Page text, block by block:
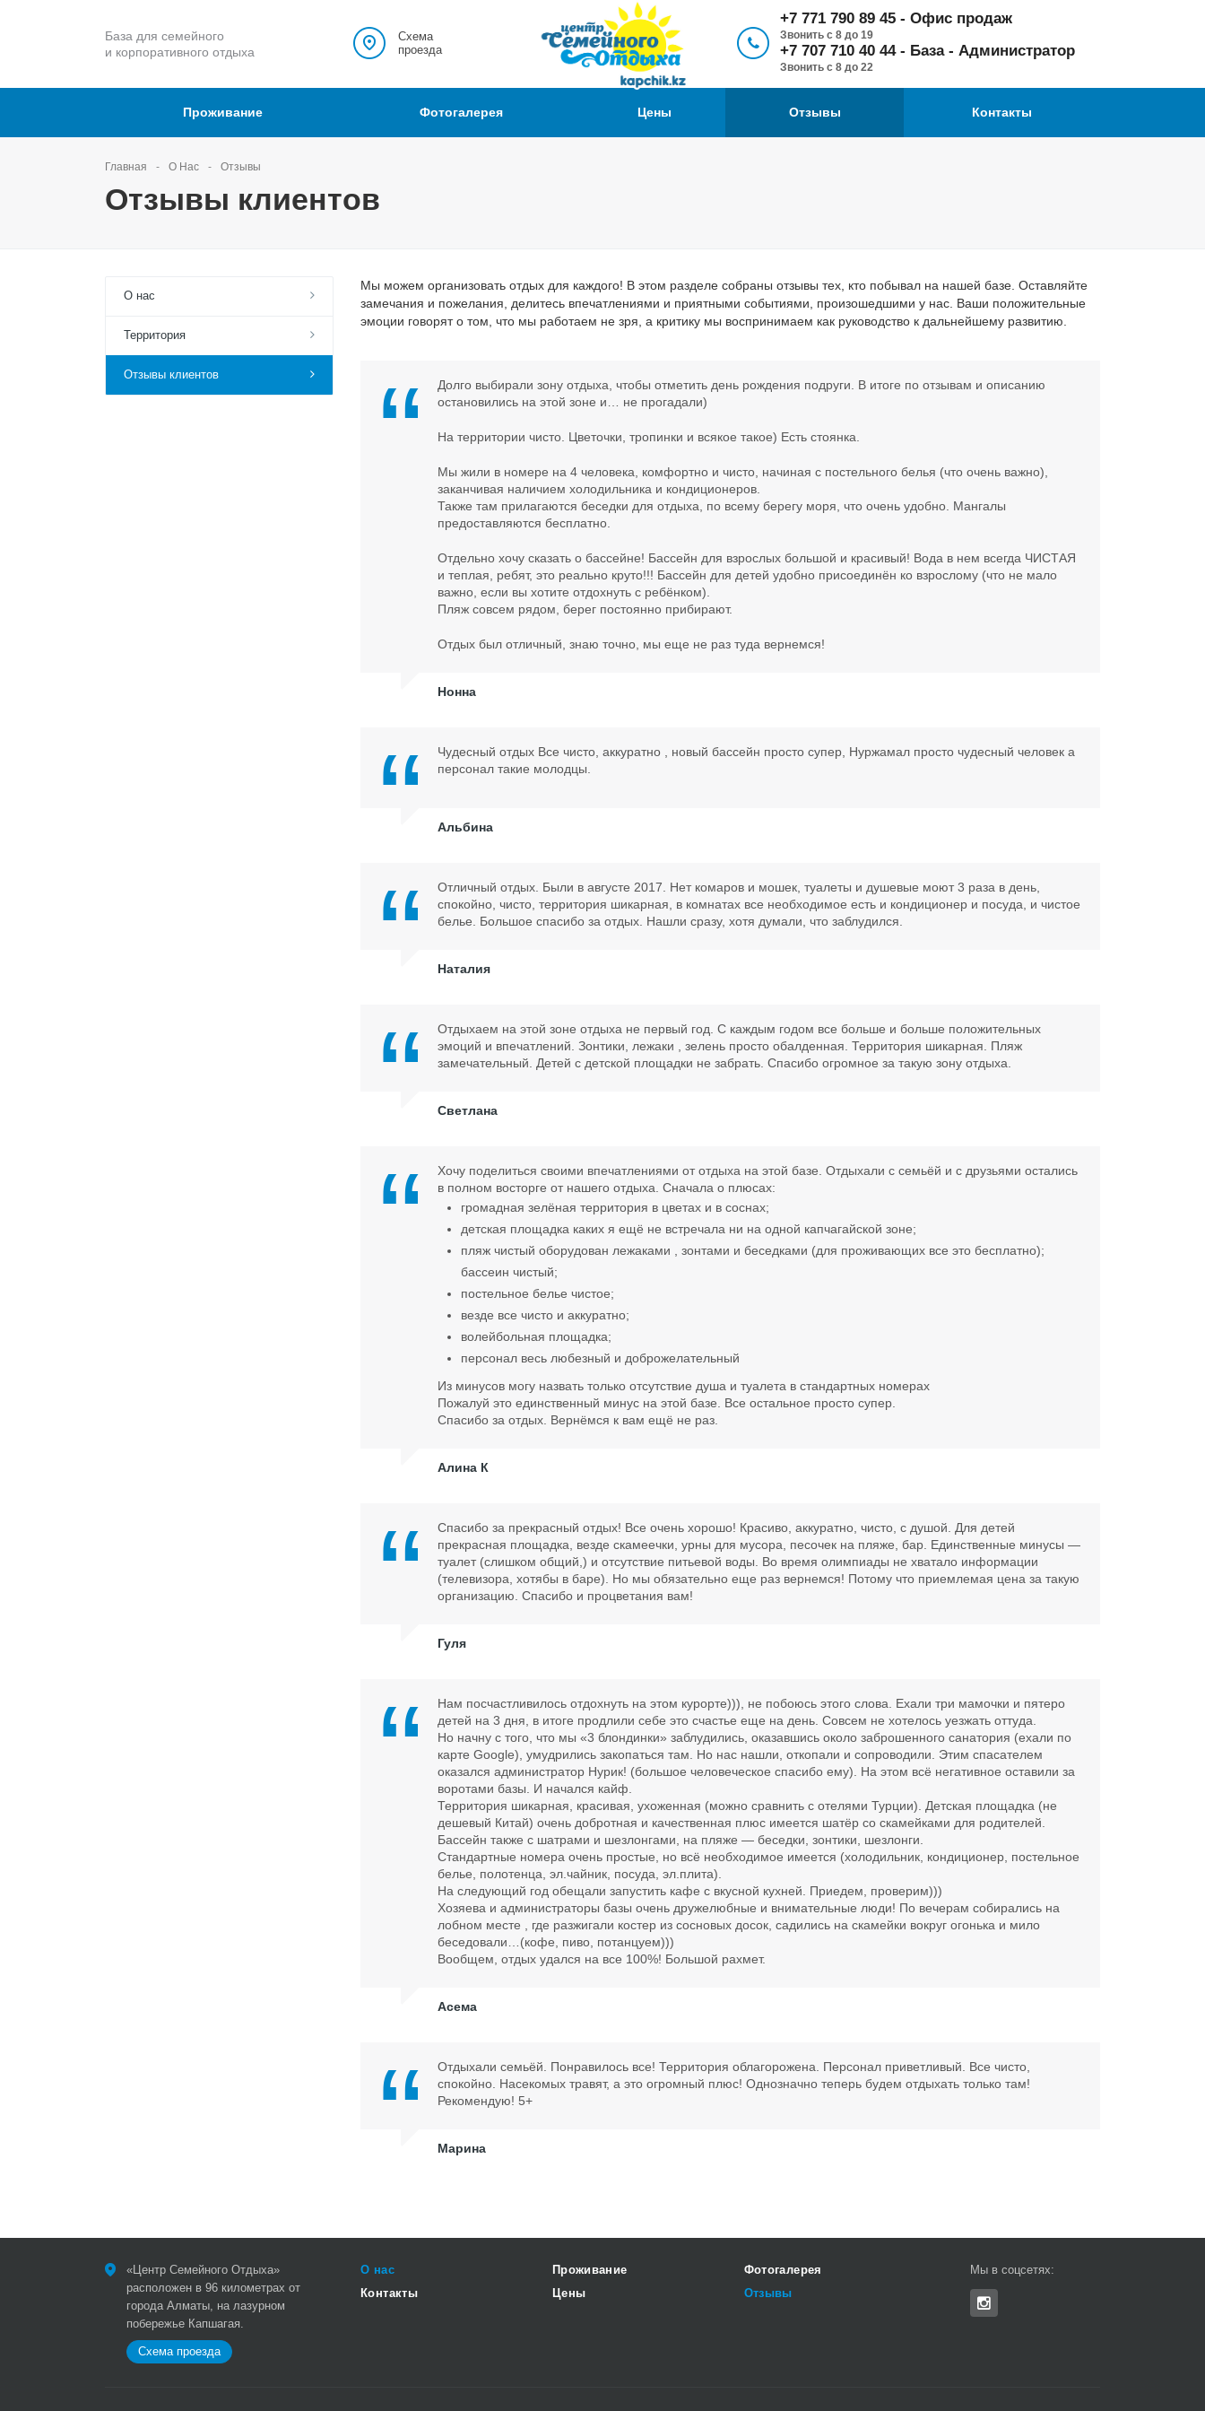
База для семейного
и корпоративного отдыха
Схема
проезда
+7 771 790 89 45 - Офис продаж
Звонить с 8 до 19
+7 707 710 40 44 - База - Администратор
Звонить с 8 до 22
Проживание Фотогалерея Цены Отзывы Контакты
Главная О Нас Отзывы
Отзывы клиентов
О нас
Территория
Отзывы клиентов
Мы можем организовать отдых для каждого! В этом разделе собраны отзывы тех, кто побывал на нашей базе. Оставляйте
замечания и пожелания, делитесь впечатлениями и приятными событиями, произошедшими у нас. Ваши положительные
эмоции говорят о том, что мы работаем не зря, а критику мы воспринимаем как руководство к дальнейшему развитию.
Долго выбирали зону отдыха, чтобы отметить день рождения подруги. В итоге по отзывам и описанию
остановились на этой зоне и… не прогадали)
На территории чисто. Цветочки, тропинки и всякое такое) Есть стоянка.
Мы жили в номере на 4 человека, комфортно и чисто, начиная с постельного белья (что очень важно),
заканчивая наличием холодильника и кондиционеров.
Также там прилагаются беседки для отдыха, по всему берегу моря, что очень удобно. Мангалы
предоставляются бесплатно.
Отдельно хочу сказать о бассейне! Бассейн для взрослых большой и красивый! Вода в нем всегда ЧИСТАЯ
и теплая, ребят, это реально круто!!! Бассейн для детей удобно присоединён ко взрослому (что не мало
важно, если вы хотите отдохнуть с ребёнком).
Пляж совсем рядом, берег постоянно прибирают.
Отдых был отличный, знаю точно, мы еще не раз туда вернемся!
Нонна
Чудесный отдых Все чисто, аккуратно , новый бассейн просто супер, Нуржамал просто чудесный человек а
персонал такие молодцы.
Альбина
Отличный отдых. Были в августе 2017. Нет комаров и мошек, туалеты и душевые моют 3 раза в день,
спокойно, чисто, территория шикарная, в комнатах все необходимое есть и кондиционер и посуда, и чистое
белье. Большое спасибо за отдых. Нашли сразу, хотя думали, что заблудился.
Наталия
Отдыхаем на этой зоне отдыха не первый год. С каждым годом все больше и больше положительных
эмоций и впечатлений. Зонтики, лежаки , зелень просто обалденная. Территория шикарная. Пляж
замечательный. Детей с детской площадки не забрать. Спасибо огромное за такую зону отдыха.
Светлана
Хочу поделиться своими впечатлениями от отдыха на этой базе. Отдыхали с семьёй и с друзьями остались
в полном восторге от нашего отдыха. Сначала о плюсах:
громадная зелёная территория в цветах и в соснах;
детская площадка каких я ещё не встречала ни на одной капчагайской зоне;
пляж чистый оборудован лежаками , зонтами и беседками (для проживающих все это бесплатно);
бассеин чистый;
постельное белье чистое;
везде все чисто и аккуратно;
волейбольная площадка;
персонал весь любезный и доброжелательный
Из минусов могу назвать только отсутствие душа и туалета в стандартных номерах
Пожалуй это единственный минус на этой базе. Все остальное просто супер.
Спасибо за отдых. Вернёмся к вам ещё не раз.
Алина К
Спасибо за прекрасный отдых! Все очень хорошо! Красиво, аккуратно, чисто, с душой. Для детей
прекрасная площадка, везде скамеечки, урны для мусора, песочек на пляже, бар. Единственные минусы —
туалет (слишком общий,) и отсутствие питьевой воды. Во время олимпиады не хватало информации
(телевизора, хотябы в баре). Но мы обязательно еще раз вернемся! Потому что приемлемая цена за такую
организацию. Спасибо и процветания вам!
Гуля
Нам посчастливилось отдохнуть на этом курорте))), не побоюсь этого слова. Ехали три мамочки и пятеро
детей на 3 дня, в итоге продлили себе это счастье еще на день. Совсем не хотелось уезжать оттуда.
Но начну с того, что мы «3 блондинки» заблудились, оказавшись около заброшенного санатория (ехали по
карте Google), умудрились закопаться там. Но нас нашли, откопали и сопроводили. Этим спасателем
оказался администратор Нурик! (большое человеческое спасибо ему). На этом всё негативное оставили за
воротами базы. И начался кайф.
Территория шикарная, красивая, ухоженная (можно сравнить с отелями Турции). Детская площадка (не
дешевый Китай) очень добротная и качественная плюс имеется шатёр со скамейками для родителей.
Бассейн также с шатрами и шезлонгами, на пляже — беседки, зонтики, шезлонги.
Стандартные номера очень простые, но всё необходимое имеется (холодильник, кондиционер, постельное
белье, полотенца, эл.чайник, посуда, эл.плита).
На следующий год обещали запустить кафе с вкусной кухней. Приедем, проверим)))
Хозяева и администраторы базы очень дружелюбные и внимательные люди! По вечерам собирались на
лобном месте , где разжигали костер из сосновых досок, садились на скамейки вокруг огонька и мило
беседовали…(кофе, пиво, потанцуем)))
Вообщем, отдых удался на все 100%! Большой рахмет.
Асема
Отдыхали семьёй. Понравилось все! Территория облагорожена. Персонал приветливый. Все чисто,
спокойно. Насекомых травят, а это огромный плюс! Однозначно теперь будем отдыхать только там!
Рекомендую! 5+
Марина
«Центр Семейного Отдыха»
расположен в 96 километрах от
города Алматы, на лазурном
побережье Капшагая.
Схема проезда
О нас Проживание
Фотогалерея
Контакты
Цены Отзывы
Мы в соцсетях: